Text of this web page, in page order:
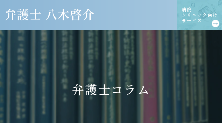
弁護士コラム
病院
クリニック向け
サービス